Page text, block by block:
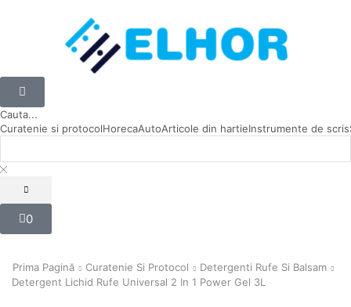
Cauta...
Curatenie si protocolHorecaAutoArticole din hartieInstrumente de scris
0
Prima Pagină Curatenie Si Protocol
Detergenti Rufe Si Balsam
Detergent Lichid Rufe Universal 2 In 1 Power Gel 3L